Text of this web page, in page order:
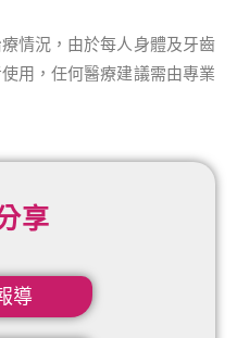
享
導
情況，由於每人身體及牙齒
用，任何醫療建議需由專業